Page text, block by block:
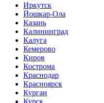
Иркутск
Йошкар-Ола
Казань
Калининград
Калуга
Кемерово
Киров
Кострома
Краснодар
Красноярск
Курган